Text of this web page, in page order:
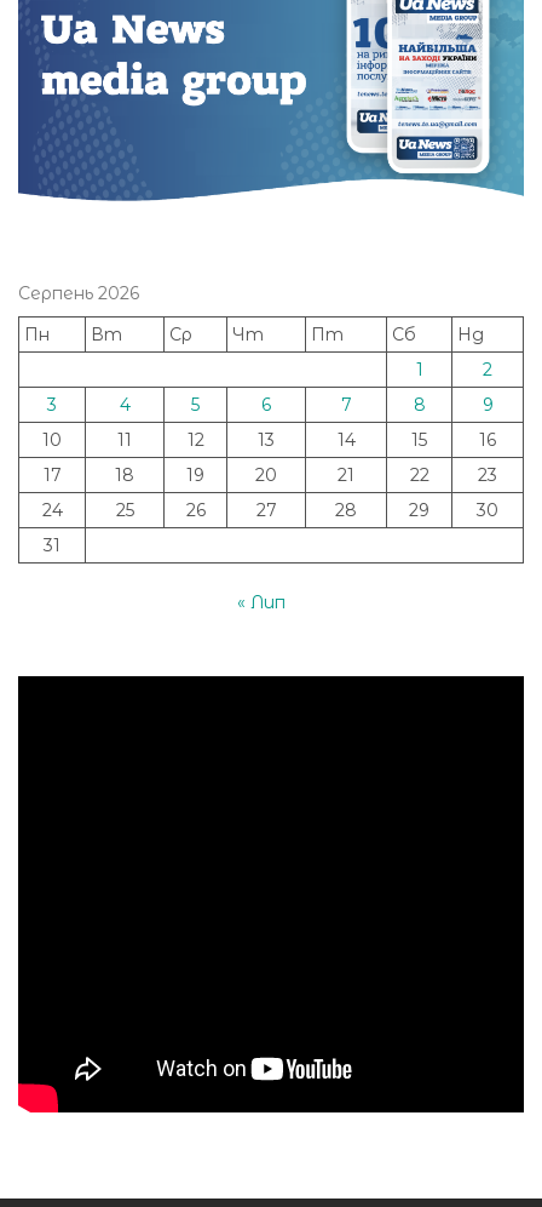
Серпень 2026
Пн
Вт Ср Чт Пт Сб
Нд
1
2
3
4 5 6 7 8
9
10
11 12 13 14 15
16
17
18 19 20 21 22
23
24
25 26 27 28 29
30
31
« Лип